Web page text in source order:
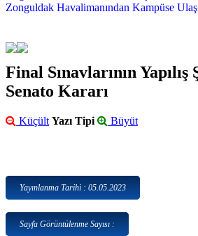
Zonguldak Havalimanından Kampüse
Final Sınavlarının
Senato Kararı
Küçült Yazı Tipi Büyüt
Yayınlanma Tarihi : 05.05.2023
Sayfa Görüntülenme Sayısı :